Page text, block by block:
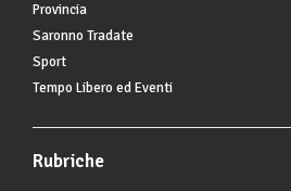
Provincia
Saronno Tradate
Sport
Tempo Libero ed Eventi
Rubriche